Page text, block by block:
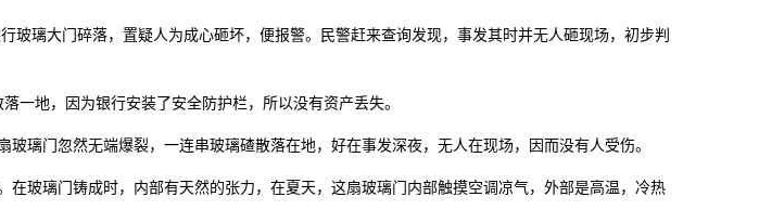
璃大门碎落，置疑人为成心砸坏，便报警。民警赶来查询发现，事发其时并无人砸现场，初步判
地，因为银行安装了安全防护栏，所以没有资产丢失。
门忽然无端爆裂，一连串玻璃碴散落在地，好在事发深夜，无人在现场，因而没有人受伤。
璃门铸成时，内部有天然的张力，在夏天，这扇玻璃门内部触摸空调凉气，外部是高温，冷热